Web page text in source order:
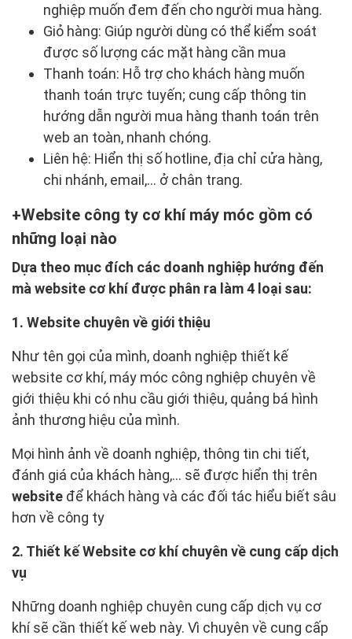
nghiệp muốn đem đến cho người mua hàng.
Giỏ hàng: Giúp người dùng có thể kiểm soát
được số lượng các mặt hàng cần mua
Thanh toán: Hỗ trợ cho khách hàng muốn
thanh toán trực tuyến; cung cấp thông tin
hướng dẫn người mua hàng thanh toán trên
web an toàn, nhanh chóng.
Liên hệ: Hiển thị số hotline, địa chỉ cửa hàng,
chi nhánh, email,... ở chân trang.
Website công ty cơ khí máy móc gồm có
những loại nào
Dựa theo mục đích các doanh nghiệp hướng đến
mà website cơ khí được phân ra làm 4 loại sau:
1. Website chuyên về giới thiệu
Như tên gọi của mình, doanh nghiệp thiết kế
website cơ khí, máy móc công nghiệp chuyên về
giới thiệu khi có nhu cầu giới thiệu, quảng bá hình
ảnh thương hiệu của mình.
Mọi hình ảnh về doanh nghiệp, thông tin chi tiết,
đánh giá của khách hàng,... sẽ được hiển thị trên
website để khách hàng và các đối tác hiểu biết sâu
hơn về công ty
2. Thiết kế Website cơ khí chuyên về cung cấp dịch
vụ
Những doanh nghiệp chuyên cung cấp dịch vụ cơ
khí sẽ cần thiết kế web này. Vì chuyên về cung cấp